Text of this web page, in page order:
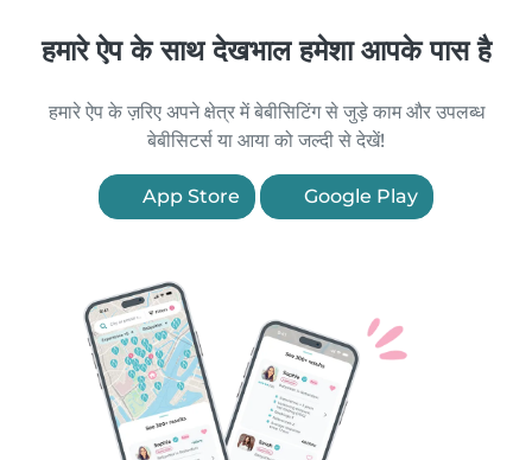
हमारे ऐप के साथ देखभाल हमेशा आपके पास है
हमारे ऐप के ज़रिए अपने क्षेत्र में बेबीसिटिंग से जुड़े काम और उपलब्ध
बेबीसिटर्स या आया को जल्दी से देखें!
App Store Google Play